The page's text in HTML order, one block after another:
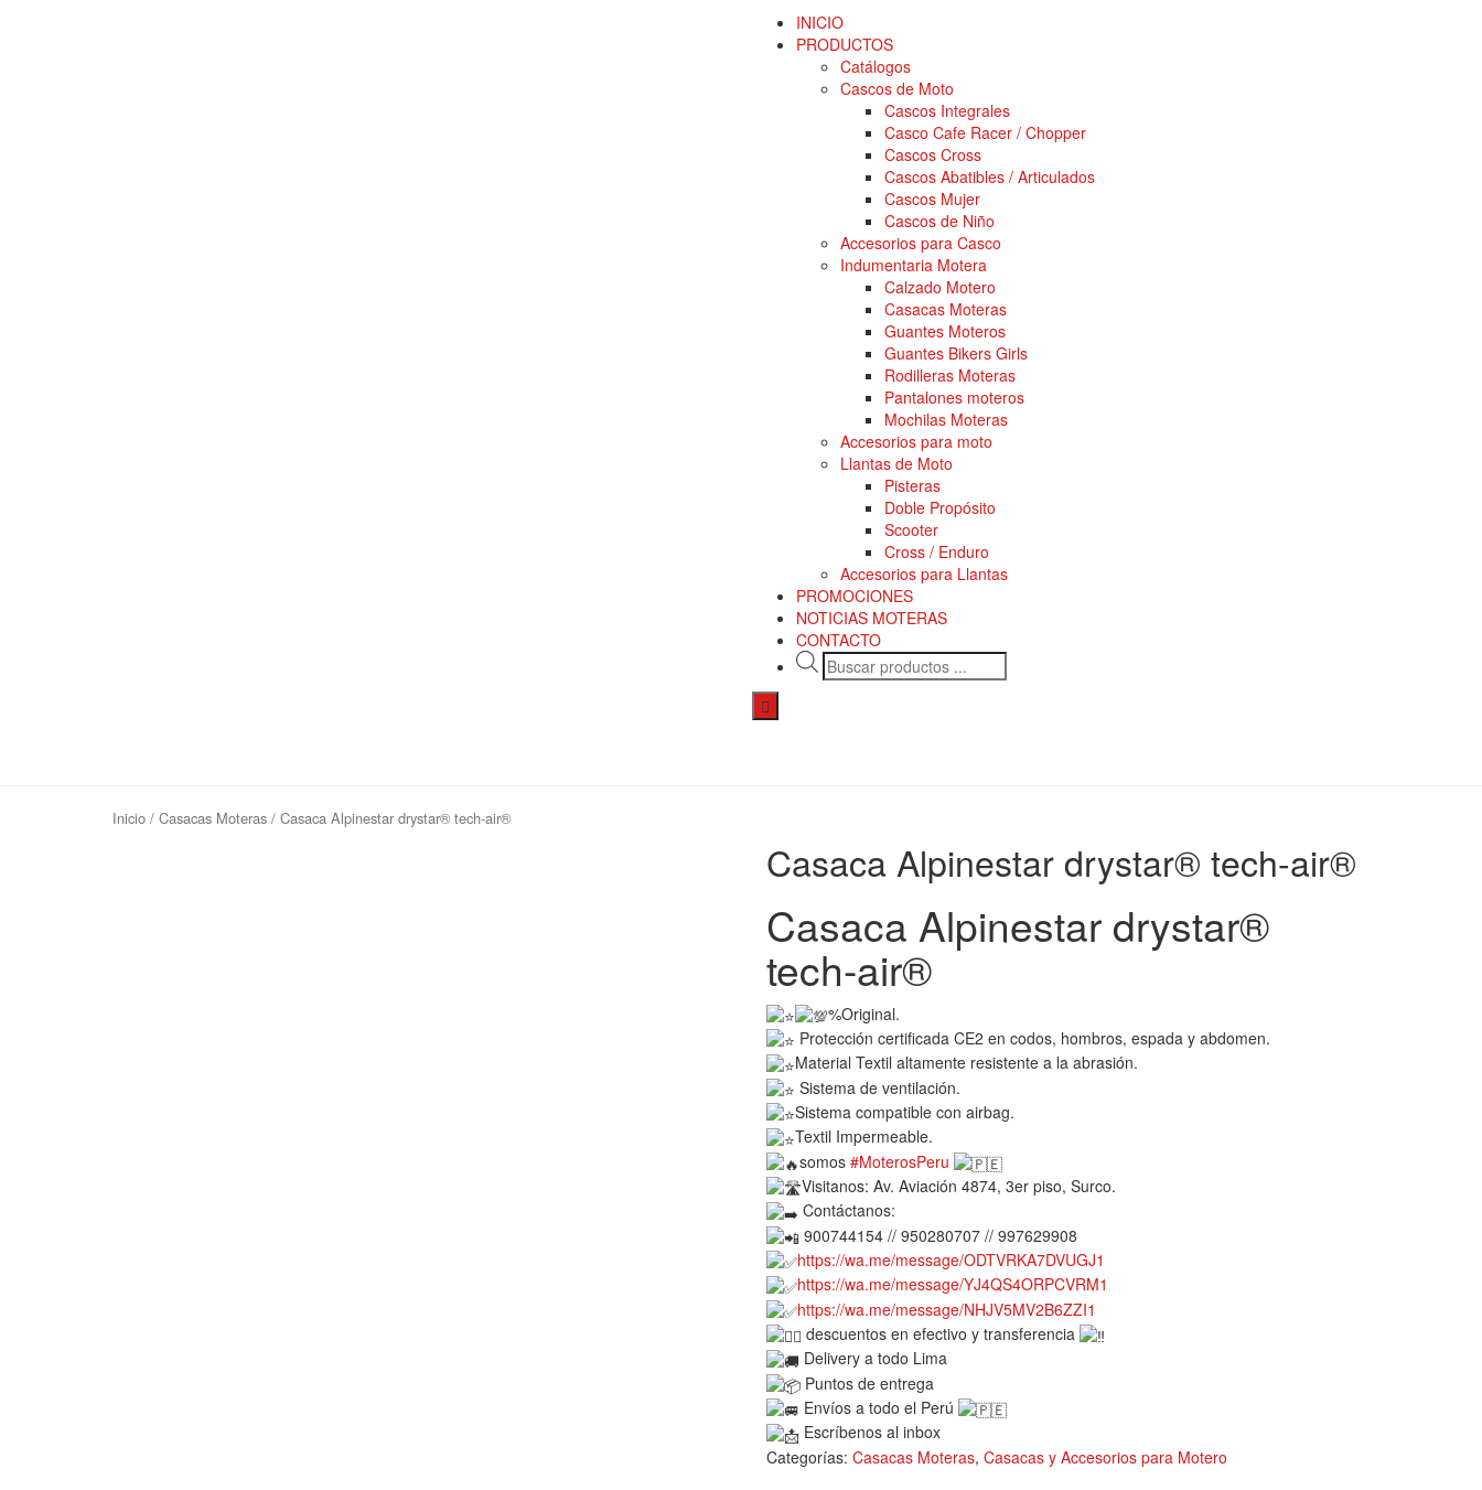
INICIO
PRODUCTOS
Catálogos
Cascos de Moto
Cascos Integrales
Casco Cafe Racer / Chopper
Cascos Cross
Cascos Abatibles / Articulados
Cascos Mujer
Cascos de Niño
Accesorios para Casco
Indumentaria Motera
Calzado Motero
Casacas Moteras
Guantes Moteros
Guantes Bikers Girls
Rodilleras Moteras
Pantalones moteros
Mochilas Moteras
Accesorios para moto
Llantas de Moto
Pisteras
Doble Propósito
Scooter
Cross / Enduro
Accesorios para Llantas
PROMOCIONES
NOTICIAS MOTERAS
CONTACTO
Menú
conmutador
Inicio / Casacas Moteras / Casaca Alpinestar drystar® tech-air®
Casaca Alpinestar drystar® tech-air®
Casaca Alpinestar drystar®
tech-air®
%Original.
Protección certificada CE2 en codos, hombros, espada y abdomen.
Material Textil altamente resistente a la abrasión.
Sistema de ventilación.
Sistema compatible con airbag.
Textil Impermeable.
somos #MoterosPeru
Visitanos: Av. Aviación 4874, 3er piso, Surco.
Contáctanos:
900744154 // 950280707 // 997629908
https://wa.me/message/ODTVRKA7DVUGJ1
https://wa.me/message/YJ4QS4ORPCVRM1
https://wa.me/message/NHJV5MV2B6ZZI1
descuentos en efectivo y transferencia
Delivery a todo Lima
Puntos de entrega
Envíos a todo el Perú
Escríbenos al inbox
Categorías: Casacas Moteras, Casacas y Accesorios para Motero